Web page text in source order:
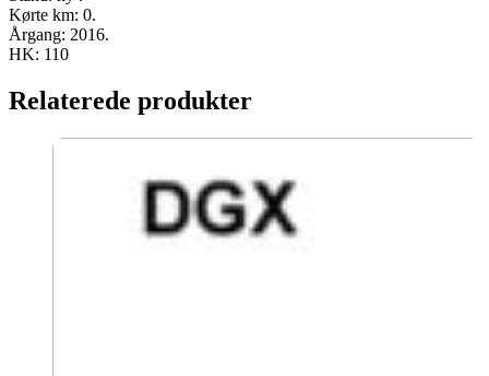
Kørte km: 0.
Årgang: 2016.
HK: 110
Relaterede produkter